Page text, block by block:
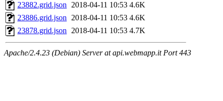
23882.grid.json 2018-04-11 10:53 4.6K
23886.grid.json 2018-04-11 10:53 4.6K
23878.grid.json 2018-04-11 10:53 4.7K
Apache/2.4.23 (Debian) Server at api.webmapp.it Port 443